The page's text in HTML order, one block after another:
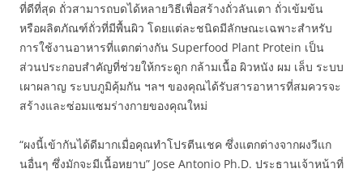
ที่ดีที่สุด ถั่วสามารถบดได้หลายวิธีเพื่อสร้างถั่วลันเตา ถั่วเข้มข้น
หรือผลิตภัณฑ์ถั่วที่มีพื้นผิว โดยแต่ละชนิดมีลักษณะเฉพาะสำหรับ
การใช้งานอาหารที่แตกต่างกัน Superfood Plant Protein เป็น
ส่วนประกอบสำคัญที่ช่วยให้กระดูก กล้ามเนื้อ ผิวหนัง ผม เล็บ ระบบ
เผาผลาญ ระบบภูมิคุ้มกัน ฯลฯ ของคุณได้รับสารอาหารที่สมควรจะ
สร้างและซ่อมแซมร่างกายของคุณใหม่
“ผงนี้เข้ากันได้ดีมากเมื่อคุณทำโปรตีนเชค ซึ่งแตกต่างจากผงวีแก
นอื่นๆ ซึ่งมักจะมีเนื้อหยาบ” Jose Antonio Ph.D. ประธานเจ้าหน้าที่